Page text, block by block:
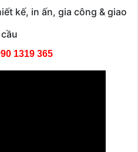
kế, in ấn, gia công & giao
1319 365